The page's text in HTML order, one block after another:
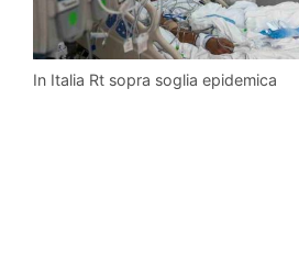
In Italia Rt sopra soglia epidemica